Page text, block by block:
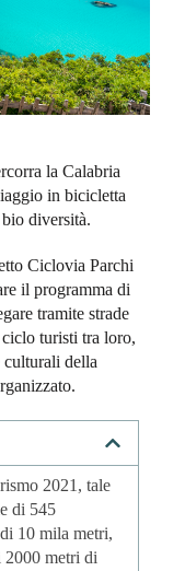
la Calabria
in bicicletta
diversità.
Ciclovia Parchi
il programma di
tramite strade
turisti tra loro,
culturali della
2021, tale
di 545
10 mila metri,
2000 metri di